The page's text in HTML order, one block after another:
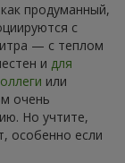
продуманный,
с
— с теплом
и для
или
очень
Но учтите,
особенно если